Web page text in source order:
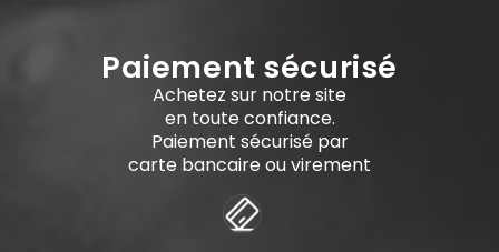
Paiement sécurisé
Achetez sur notre site
en toute confiance.
Paiement sécurisé par
carte bancaire ou virement